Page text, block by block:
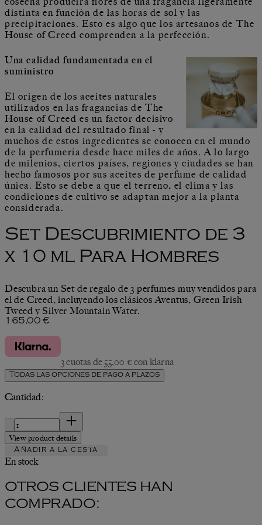
distinta en función de las horas de sol y las
precipitaciones. Esto es algo que los artesanos de The
House of Creed comprenden a la perfección.
Una calidad fundamentada en el
suministro
El origen de los aceites naturales
utilizados en las fragancias de The
House of Creed es un factor decisivo
en la calidad del resultado final - y
muchos de estos ingredientes se conocen en el mundo
de la perfumería desde hace miles de años. A lo largo
de milenios, ciertos países, regiones y ciudades se han
hecho famosos por sus aceites de perfume de calidad
única. Esto se debe a que el terreno, el clima y las
condiciones de cultivo se adaptan mejor a la planta
considerada.
Set Descubrimiento de 3
x 10 ml Para Hombres
Descubra un Set de regalo de 3 perfumes muy vendidos para
el de Creed, incluyendo los clásicos Aventus, Green Irish
Tweed y Silver Mountain Water.
Precio actual: 165,00 €.
165,00 €
3 cuotas de 55,00 € con klarna
Todas las opciones de pago a plazos
Cantidad:
Cantidad:
View product details
Añadir a la cesta
En stock
OTROS CLIENTES HAN
COMPRADO: